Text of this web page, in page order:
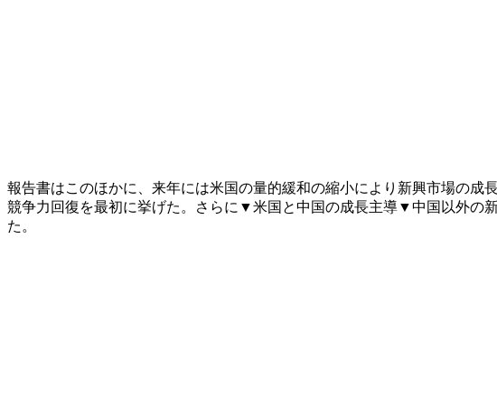
報告書はこのほかに、来年には米国の量的緩和の縮小により新興市場の
競争力回復を最初に挙げた。さらに▼米国と中国の成長主導▼中国以外の
た。